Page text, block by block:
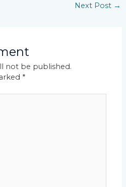
Next Post →
not be published.
*